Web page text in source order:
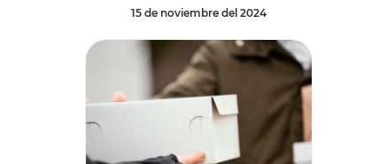
15 de noviembre del 2024